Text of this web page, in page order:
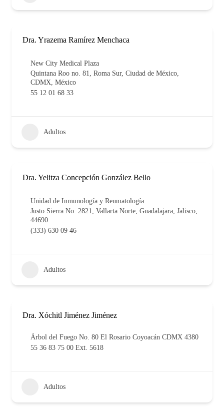
Dra. Yrazema Ramírez Menchaca
New City Medical Plaza
Quintana Roo no. 81, Roma Sur, Ciudad de México,
CDMX, México
55 12 01 68 33
Adultos
Dra. Yelitza Concepción González Bello
Unidad de Inmunología y Reumatología
Justo Sierra No. 2821, Vallarta Norte, Guadalajara, Jalisco,
44690
(333) 630 09 46
Adultos
Dra. Xóchitl Jiménez Jiménez
Árbol del Fuego No. 80 El Rosario Coyoacán CDMX 4380
55 36 83 75 00 Ext. 5618
Adultos